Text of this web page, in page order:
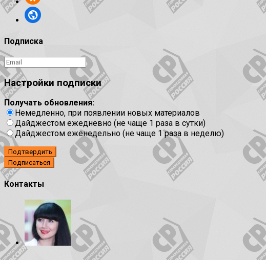
Подписка
Настройки подписки
Получать обновления:
Немедленно, при появлении новых материалов
Дайджестом ежедневно (не чаще 1 раза в сутки)
Дайджестом еженедельно (не чаще 1 раза в неделю)
Подтвердить
Контакты